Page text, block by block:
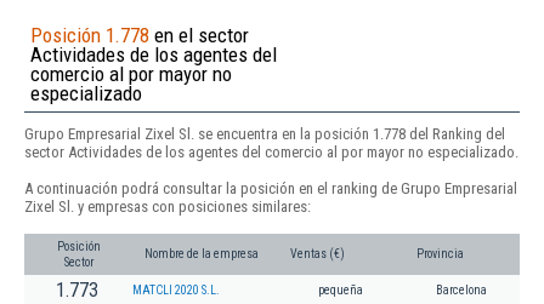
Posición 1.778 en el sector
Actividades de los agentes del
comercio al por mayor no
especializado
Grupo Empresarial Zixel Sl. se encuentra en la posición 1.778 del Ranking del
sector Actividades de los agentes del comercio al por mayor no especializado.
A continuación podrá consultar la posición en el ranking de Grupo Empresarial
Zixel Sl. y empresas con posiciones similares:
Posición
Sector
Nombre de la empresa Ventas (€) Provincia
1.773 MATCLI 2020 S.L. pequeña Barcelona